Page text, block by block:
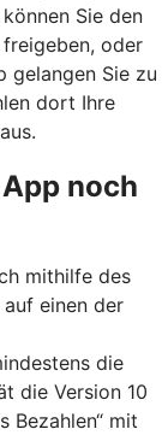
Sie den
oder
gelangen Sie zu
dort Ihre
noch
mithilfe des
einen der
die
die Version 10
Bezahlen“ mit